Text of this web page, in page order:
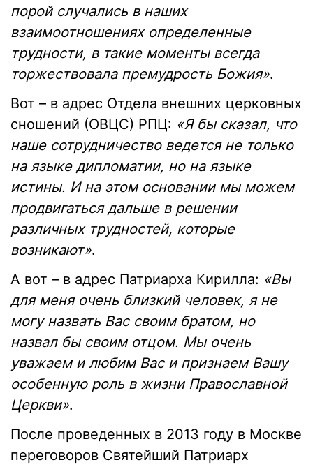
порой случались в наших
взаимоотношениях определенные
трудности, в такие моменты всегда
торжествовала премудрость Божия».
Вот – в адрес Отдела внешних церковных
сношений (ОВЦС) РПЦ: «Я бы сказал, что
наше сотрудничество ведется не только
на языке дипломатии, но на языке
истины. И на этом основании мы можем
продвигаться дальше в решении
различных трудностей, которые
возникают».
А вот – в адрес Патриарха Кирилла: «Вы
для меня очень близкий человек, я не
могу назвать Вас своим братом, но
назвал бы своим отцом. Мы очень
уважаем и любим Вас и признаем Вашу
особенную роль в жизни Православной
Церкви».
После проведенных в 2013 году в Москве
переговоров Святейший Патриарх